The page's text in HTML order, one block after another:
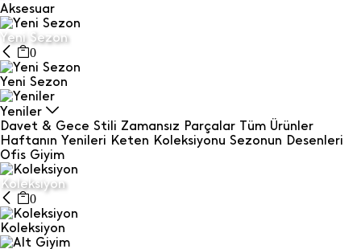
Aksesuar
Yeni Sezon
0
Yeni Sezon
Yeniler
Davet & Gece Stili Zamansız Parçalar Tüm Ürünler
Haftanın Yenileri Keten Koleksiyonu Sezonun Desenleri
Ofis Giyim
Koleksiyon
0
Koleksiyon